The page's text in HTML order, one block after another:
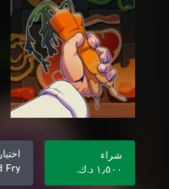
شراء
١٫٥٠٠ د.ك.‏
Fry